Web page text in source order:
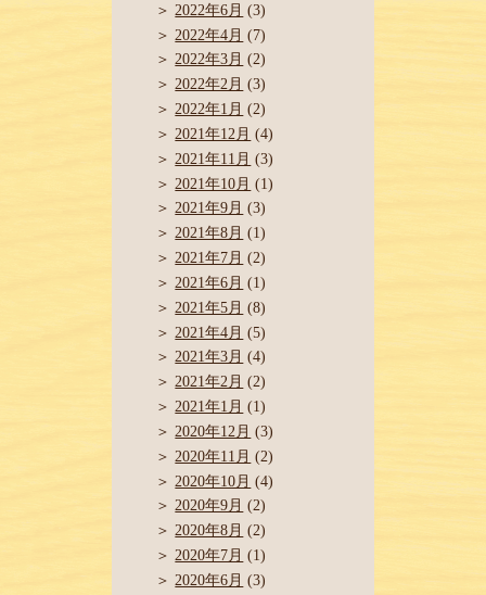
2022年6月 (3)
2022年4月 (7)
2022年3月 (2)
2022年2月 (3)
2022年1月 (2)
2021年12月 (4)
2021年11月 (3)
2021年10月 (1)
2021年9月 (3)
2021年8月 (1)
2021年7月 (2)
2021年6月 (1)
2021年5月 (8)
2021年4月 (5)
2021年3月 (4)
2021年2月 (2)
2021年1月 (1)
2020年12月 (3)
2020年11月 (2)
2020年10月 (4)
2020年9月 (2)
2020年8月 (2)
2020年7月 (1)
2020年6月 (3)